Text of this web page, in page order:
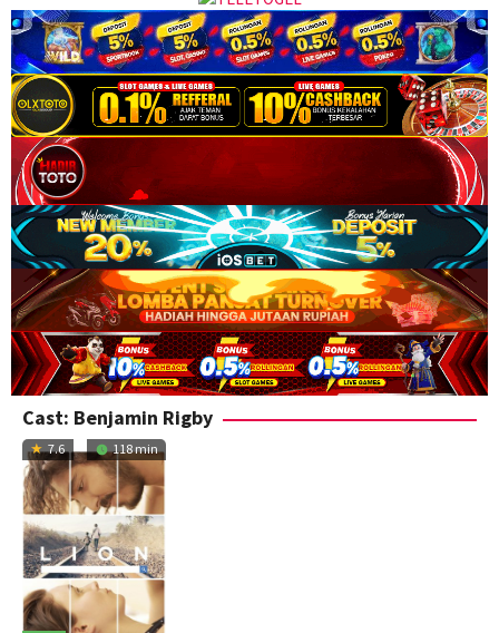
Cast: Benjamin Rigby
7.6 118 min